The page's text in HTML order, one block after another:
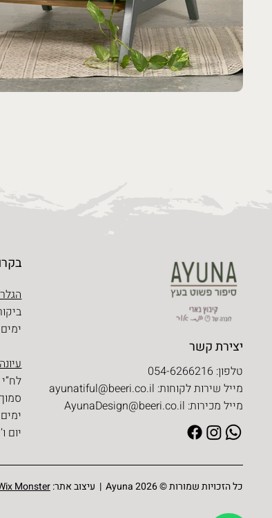
ימים
לח”י 2, בני ברק
ימים
יום ו’
יצירת קשר
טלפון: 054-6266216
מייל שירות לקוחות: ayunatiful@beeri.co.il
מייל מכירות: AyunaDesign@beeri.co.il
כל הזכויות שמורות © Ayuna 2026 | עיצוב אתר: Monster